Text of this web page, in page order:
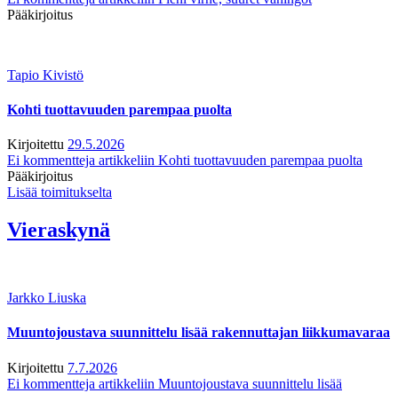
Pääkirjoitus
Tapio Kivistö
Kohti tuottavuuden parempaa puolta
Kirjoitettu 29.5.2026
Ei kommentteja artikkeliin Kohti tuottavuuden parempaa puolta
Pääkirjoitus
Lisää toimitukselta
Vieraskynä
Jarkko Liuska
Muuntojoustava suunnittelu lisää rakennuttajan liikkumavaraa
Kirjoitettu 7.7.2026
Ei kommentteja artikkeliin Muuntojoustava suunnittelu lisää